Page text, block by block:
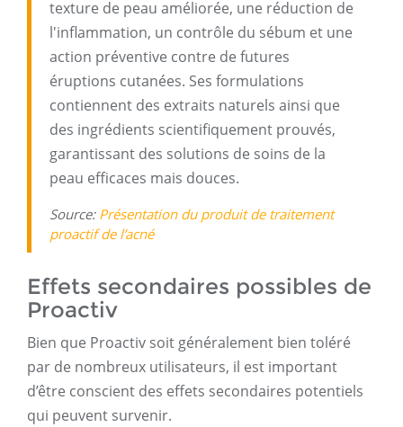
texture de peau améliorée, une réduction de
l'inflammation, un contrôle du sébum et une
action préventive contre de futures
éruptions cutanées. Ses formulations
contiennent des extraits naturels ainsi que
des ingrédients scientifiquement prouvés,
garantissant des solutions de soins de la
peau efficaces mais douces.
Source: Présentation du produit de traitement
proactif de l’acné
Effets secondaires possibles de
Proactiv
Bien que Proactiv soit généralement bien toléré
par de nombreux utilisateurs, il est important
d’être conscient des effets secondaires potentiels
qui peuvent survenir.